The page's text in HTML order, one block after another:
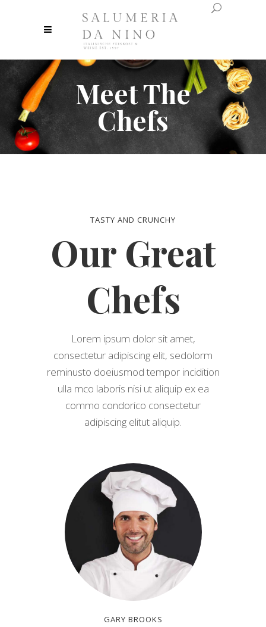
Meet The
Chefs
TASTY AND CRUNCHY
Our Great
Chefs
Lorem ipsum dolor sit amet,
consectetur adipiscing elit, sedolorm
reminusto doeiusmod tempor incidition
ulla mco laboris nisi ut aliquip ex ea
commo condorico consectetur
adipiscing elitut aliquip.
GARY BROOKS